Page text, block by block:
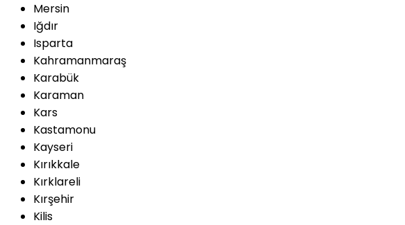
Mersin
Iğdır
Isparta
Kahramanmaraş
Karabük
Karaman
Kars
Kastamonu
Kayseri
Kırıkkale
Kırklareli
Kırşehir
Kilis